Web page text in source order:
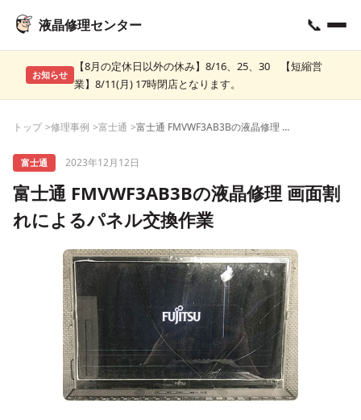
液晶修理センター 📞
お知らせ
【8月の定休日以外の休み】8/16、25、30 【短縮営
業】8/11(月) 17時閉店となります。
トップ 修理事例 富士通 富士通 FMVWF3AB3Bの液晶修理 画面割れによるパネル交換作業
富士通 2023年12月12日
富士通 FMVWF3AB3Bの液晶修理 画面割
れによるパネル交換作業